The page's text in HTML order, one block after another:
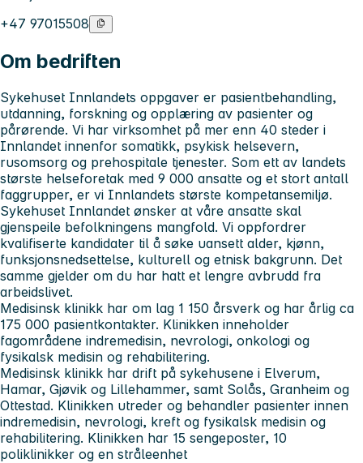
+47 97015508
Om bedriften
Sykehuset Innlandets oppgaver er pasientbehandling,
utdanning, forskning og opplæring av pasienter og
pårørende. Vi har virksomhet på mer enn 40 steder i
Innlandet innenfor somatikk, psykisk helsevern,
rusomsorg og prehospitale tjenester. Som ett av landets
største helseforetak med 9 000 ansatte og et stort antall
faggrupper, er vi Innlandets største kompetansemiljø.
Sykehuset Innlandet ønsker at våre ansatte skal
gjenspeile befolkningens mangfold. Vi oppfordrer
kvalifiserte kandidater til å søke uansett alder, kjønn,
funksjonsnedsettelse, kulturell og etnisk bakgrunn. Det
samme gjelder om du har hatt et lengre avbrudd fra
arbeidslivet.
Medisinsk klinikk har om lag 1 150 årsverk og har årlig ca
175 000 pasientkontakter. Klinikken inneholder
fagområdene indremedisin, nevrologi, onkologi og
fysikalsk medisin og rehabilitering.
Medisinsk klinikk har drift på sykehusene i Elverum,
Hamar, Gjøvik og Lillehammer, samt Solås, Granheim og
Ottestad. Klinikken utreder og behandler pasienter innen
indremedisin, nevrologi, kreft og fysikalsk medisin og
rehabilitering. Klinikken har 15 sengeposter, 10
poliklinikker og en stråleenhet